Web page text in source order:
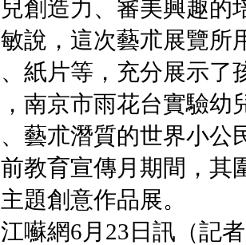
創造力、審美興趣的
說，這次藝朮展覽所
紙片等，充分展示了
京市雨花台實驗幼
藝朮潛質的世界小公
教育宣傳月期間，其
題創意作品展。
網6月23日訊（記者